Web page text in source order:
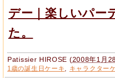
デー｜楽しいパー
た。
Patissier HIROSE (2008年1月
1歳の誕生日ケーキ キャラクター